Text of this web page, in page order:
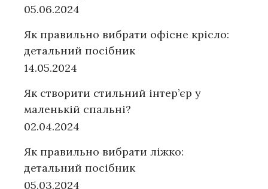
05.06.2024
Як правильно вибрати офісне крісло:
детальний посібник
14.05.2024
Як створити стильний інтер’єр у
маленькій спальні?
02.04.2024
Як правильно вибрати ліжко:
детальний посібник
05.03.2024